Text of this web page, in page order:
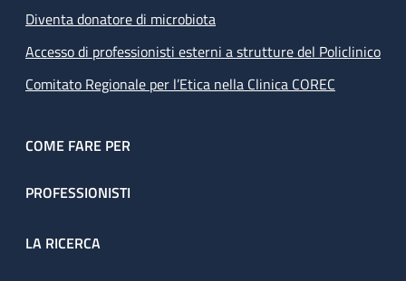
Diventa donatore di microbiota
Accesso di professionisti esterni a strutture del Policlinico
Comitato Regionale per l’Etica nella Clinica COREC
COME FARE PER
PROFESSIONISTI
LA RICERCA